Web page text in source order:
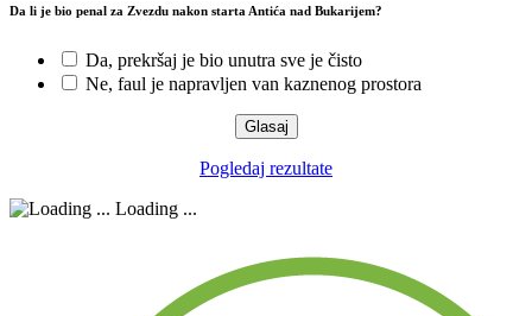
Da li je bio penal za Zvezdu nakon starta Antića nad Bukarijem?
Da, prekršaj je bio unutra sve je čisto
Ne, faul je napravljen van kaznenog prostora
Pogledaj rezultate
Loading ...